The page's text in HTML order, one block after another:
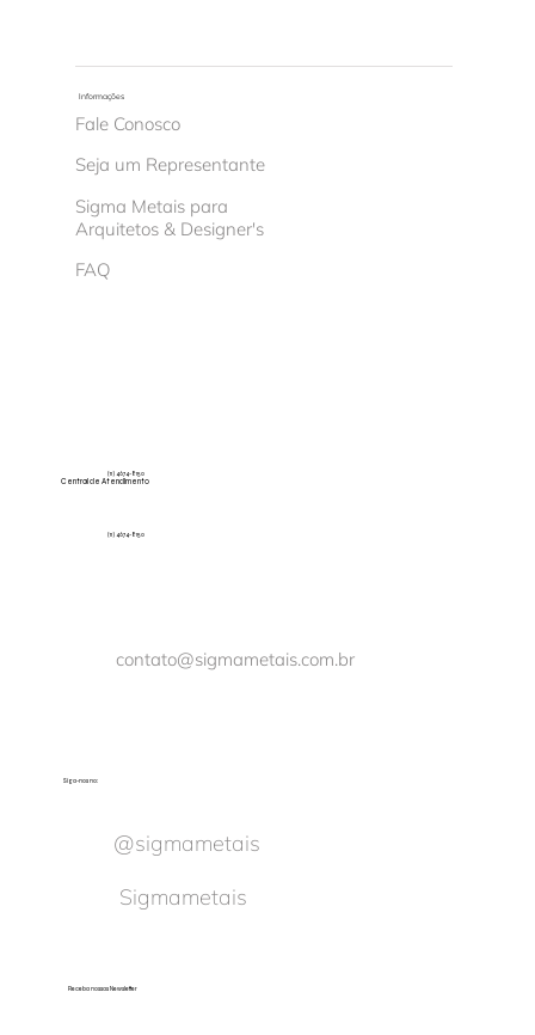
Informações
Fale Conosco
Seja um Representante
Sigma Metais para
Arquitetos & Designer's
FAQ
Central de Atendimento
(11) 4674-8150
(11) 4674-8150
contato@sigmametais.com.br
Siga-nos no:
@sigmametais
Sigmametais
Receba nossas Newsletter